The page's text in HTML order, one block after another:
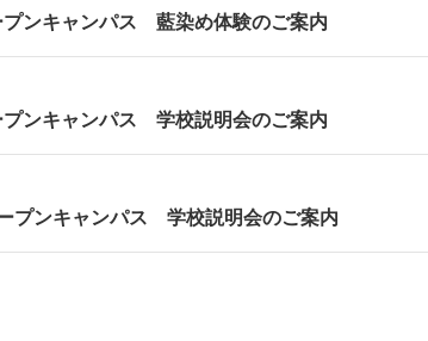
プンキャンパス 藍染め体験のご案内
プンキャンパス 学校説明会のご案内
プンキャンパス 学校説明会のご案内